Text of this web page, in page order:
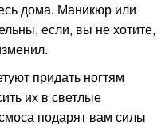
дома. Маникюр или
если, вы не хотите,
придать ногтям
их в светлые
подарят вам силы